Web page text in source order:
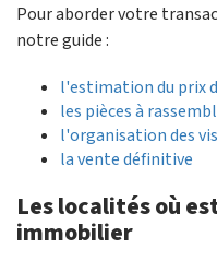
Pour aborder votre
notre guide :
l'estimation du prix
les pièces à
l'organisation des
la vente définitive
Les localités où
immobilier